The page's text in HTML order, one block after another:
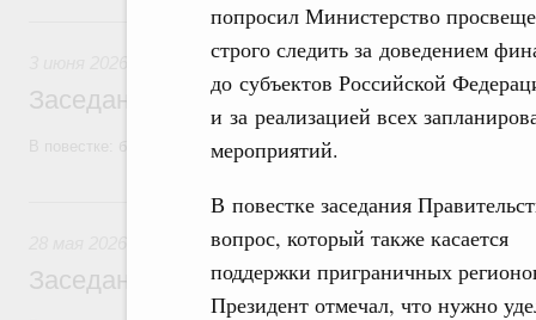
попросил Министерство
строго следить за доведением
до субъектов Российской
и за реализацией всех
мероприятий.
В повестке заседания
вопрос, который также касается
поддержки приграничных
Президент отмечал, что нужно
3 июня, среда
Заседание Правительства (2026 год,
В повестке: бюджетные ассигнования.
28 мая, четверг
Заседание Правительства (2026 год,